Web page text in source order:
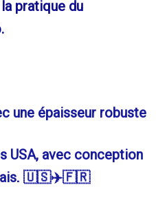
pratique du
une épaisseur robuste
USA, avec conception
. 🇺🇸✈️🇫🇷